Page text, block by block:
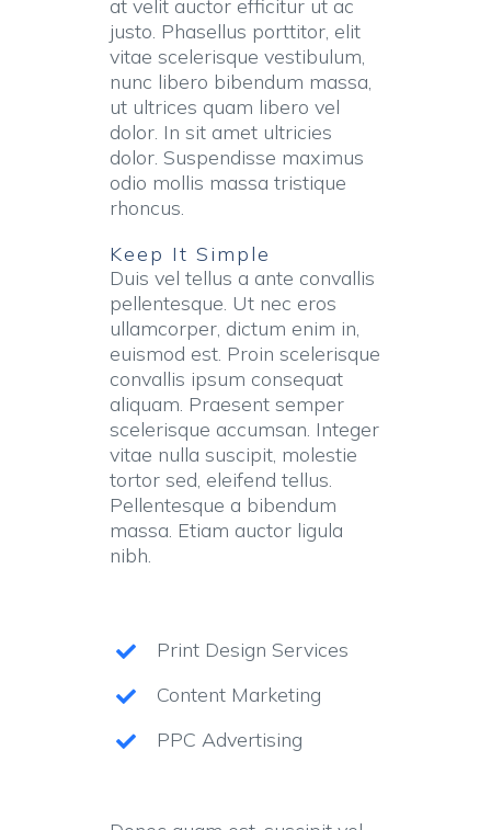
at velit auctor efficitur ut ac
justo. Phasellus porttitor, elit
vitae scelerisque vestibulum,
nunc libero bibendum massa,
ut ultrices quam libero vel
dolor. In sit amet ultricies
dolor. Suspendisse maximus
odio mollis massa tristique
rhoncus.
Keep It Simple
Duis vel tellus a ante convallis
pellentesque. Ut nec eros
ullamcorper, dictum enim in,
euismod est. Proin scelerisque
convallis ipsum consequat
aliquam. Praesent semper
scelerisque accumsan. Integer
vitae nulla suscipit, molestie
tortor sed, eleifend tellus.
Pellentesque a bibendum
massa. Etiam auctor ligula
nibh.
Print Design Services
Content Marketing
PPC Advertising